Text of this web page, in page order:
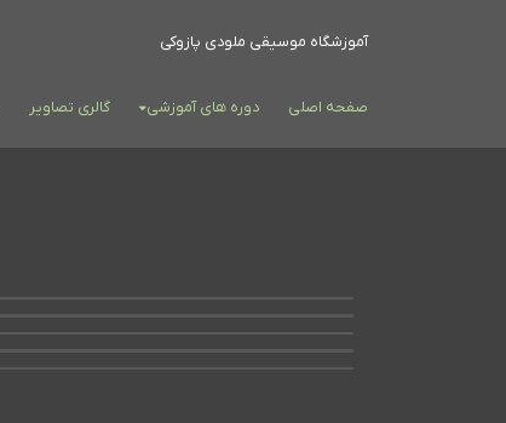
آموزشگاه موسیقی ملودی پازوکی
صفحه اصلی دوره های آموزشی گالری تصاویر